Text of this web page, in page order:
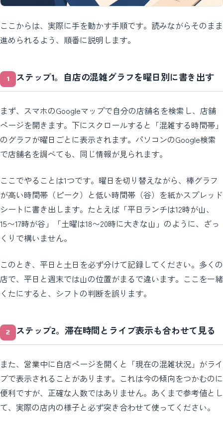
ここからは、実際に手を動かす手順です。読みながらそのまま
進められるよう、順番に説明します。
ステップ1。自店の混雑グラフを曜日別に書き出す
まず、スマホのGoogleマップで自分の店舗名を検索し、店舗
ページを開きます。下にスクロールすると「混雑する時間帯」
のグラフが曜日ごとに表示されます。パソコンのGoogle検索
で店舗名を調べても、同じ情報が見られます。
ここでやることは1つです。曜日を切り替えながら、棒グラフ
が高い時間帯（ピーク）と低い時間帯（谷）を紙かスプレッド
シートに書き出します。たとえば「平日ランチは12時が山、
15〜17時が谷」「土曜は18〜20時に大きな山」のように、ざっ
くりで構いません。
このとき、平日と土日を必ず分けて記録してください。多くの
店で、平日と週末では山の位置がまるで違います。ここを一緒
くたにすると、シフトの判断を誤ります。
ステップ2。滞在時間とライブ表示も合わせて見る
また、営業中に自店ページを開くと「現在の混雑状況」がライ
ブで表示されることがあります。これは今の傾向をつかむのに
便利ですが、正確な人数ではありません。あくまで参考値とし
て、実際の店内の様子と必ず突き合わせて使ってください。